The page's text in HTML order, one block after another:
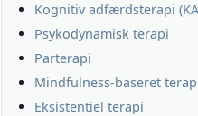
Kognitiv adfærdsterapi
Psykodynamisk terapi
Parterapi
Mindfulness-baseret
Eksistentiel terapi